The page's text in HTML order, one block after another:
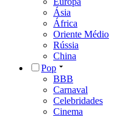
Ásia
África
Oriente Médio
Rússia
China
Pop
BBB
Carnaval
Celebridades
Cinema